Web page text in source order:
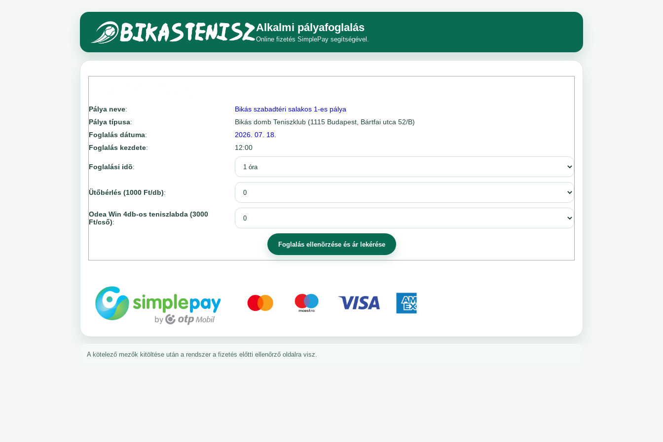
Alkalmi pályafoglalás
Online fizetés SimplePay segítségével.
Pálya neve:
Bikás szabadtéri salakos 1-es pálya
Pálya típusa:
Bikás domb Teniszklub (1115 Budapest, Bártfai utca 52/B)
Foglalás dátuma:
2026. 07. 18.
Foglalás kezdete: 12:00
Foglalási idõ:
Ütőbérlés (1000 Ft/db):
Odea Win 4db-os teniszlabda (3000
Ft/cső):
A kötelező mezők kitöltése után a rendszer a fizetés előtti ellenőrző oldalra visz.